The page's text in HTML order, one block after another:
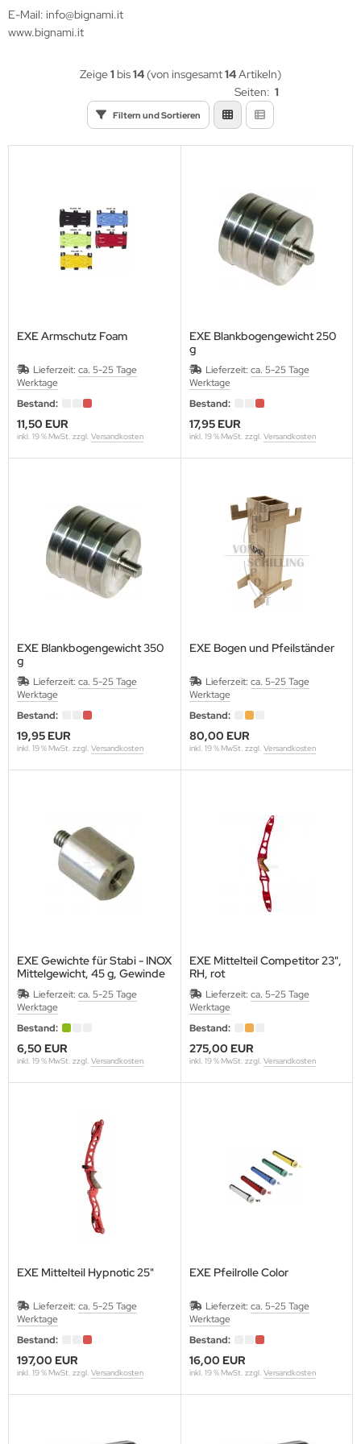
E-Mail: info@bignami.it
www.bignami.it
Filtern und Sortieren
Zeige1 bis14 (von insgesamt14Artikeln)
Seiten: 1
EXE Armschutz Foam
Lieferzeit: ca. 5-25 Tage
Werktage
Bestand:
11,50 EUR
inkl. 19 % MwSt. zzgl. Versandkosten
EXE Blankbogengewicht 250
g
Lieferzeit: ca. 5-25 Tage
Werktage
Bestand:
17,95 EUR
inkl. 19 % MwSt. zzgl. Versandkosten
EXE Blankbogengewicht 350
g
Lieferzeit: ca. 5-25 Tage
Werktage
Bestand:
19,95 EUR
inkl. 19 % MwSt. zzgl. Versandkosten
EXE Bogen und Pfeilständer
Lieferzeit: ca. 5-25 Tage
Werktage
Bestand:
80,00 EUR
inkl. 19 % MwSt. zzgl. Versandkosten
EXE Gewichte für Stabi - INOX
Mittelgewicht, 45 g, Gewinde
1/4"
Lieferzeit: ca. 5-25 Tage
Werktage
Bestand:
6,50 EUR
inkl. 19 % MwSt. zzgl. Versandkosten
EXE Mittelteil Competitor 23",
RH, rot
Lieferzeit: ca. 5-25 Tage
Werktage
Bestand:
275,00 EUR
inkl. 19 % MwSt. zzgl. Versandkosten
EXE Mittelteil Hypnotic 25"
Lieferzeit: ca. 5-25 Tage
Werktage
Bestand:
197,00 EUR
inkl. 19 % MwSt. zzgl. Versandkosten
EXE Pfeilrolle Color
Lieferzeit: ca. 5-25 Tage
Werktage
Bestand:
16,00 EUR
inkl. 19 % MwSt. zzgl. Versandkosten
Spitzen